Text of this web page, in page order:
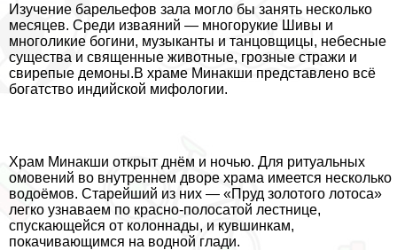
Изучение барельефов зала могло бы занять несколько
месяцев. Среди изваяний — многорукие Шивы и
многоликие богини, музыканты и танцовщицы, небесные
существа и священные животные, грозные стражи и
свирепые демоны.В храме Минакши представлено всё
богатство индийской мифологии.
Храм Минакши открыт днём и ночью. Для ритуальных
омовений во внутреннем дворе храма имеется несколько
водоёмов. Старейший из них — «Пруд золотого лотоса»
легко узнаваем по красно-полосатой лестнице,
спускающейся от колоннады, и кувшинкам,
покачивающимся на водной глади.